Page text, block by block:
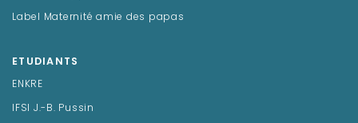
Label Maternité amie des papas
ETUDIANTS
ENKRE
IFSI J.-B. Pussin